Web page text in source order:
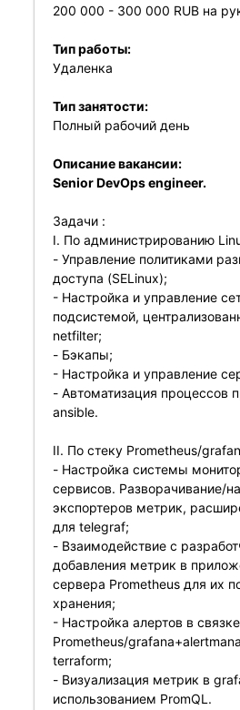
200 000 - 300 000 RUB на
Тип работы:
Удаленка
Тип занятости:
Полный рабочий день
Описание вакансии:
Senior DevOps engineer.
Задачи :
I. По администрированию
- Управление политиками
доступа (SELinux);
- Настройка и управление
подсистемой,
netfilter;
- Бэкапы;
- Настройка и управление
- Автоматизация процессов
ansible.
II. ​По стеку Prometheus/
- Настройка системы
сервисов. Разворачивание/
экспортеров метрик,
для telegraf;
- Взаимодействие с
добавления метрик в
сервера Prometheus для их
хранения;
- Настройка алертов в связке
Prometheus/
terraform;
- Визуализация метрик в
использованием PromQL.